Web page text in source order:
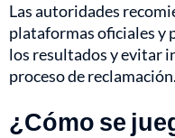
Las autoridades
plataformas oficiales y
los resultados y evitar
proceso de reclamación.
¿Cómo se